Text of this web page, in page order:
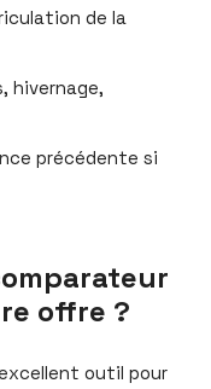
de la
hivernage,
précédente si
offre ?
outil pour